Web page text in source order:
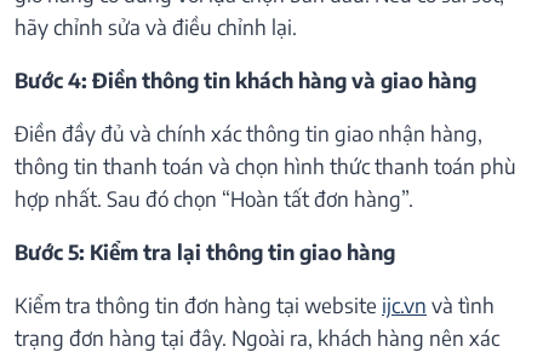
hãy chỉnh sửa và điều chỉnh lại.
Bước 4: Điền thông tin khách hàng và giao hàng
Điền đầy đủ và chính xác thông tin giao nhận hàng,
thông tin thanh toán và chọn hình thức thanh toán phù
hợp nhất. Sau đó chọn “Hoàn tất đơn hàng”.
Bước 5: Kiểm tra lại thông tin giao hàng
Kiểm tra thông tin đơn hàng tại website ijc.vn và tình
trạng đơn hàng tại đây. Ngoài ra, khách hàng nên xác